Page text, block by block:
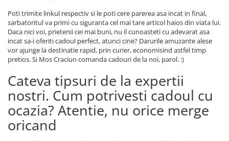
Poti trimite linkul respectiv si le poti cere parerea asa incat in final,
sarbatoritul va primi cu siguranta cel mai tare articol haios din viata lui.
Daca nici voi, prietenii cei mai buni, nu il cunoasteti cu adevarat asa
incat sa-i oferiti cadoul perfect, atunci cine? Darurile amuzante alese
vor ajunge la destinatie rapid, prin curier, economisind astfel timp
pretios. Si Mos Craciun comanda cadouri de la noi, parol. :)
Cateva tipsuri de la expertii
nostri. Cum potrivesti cadoul cu
ocazia? Atentie, nu orice merge
oricand